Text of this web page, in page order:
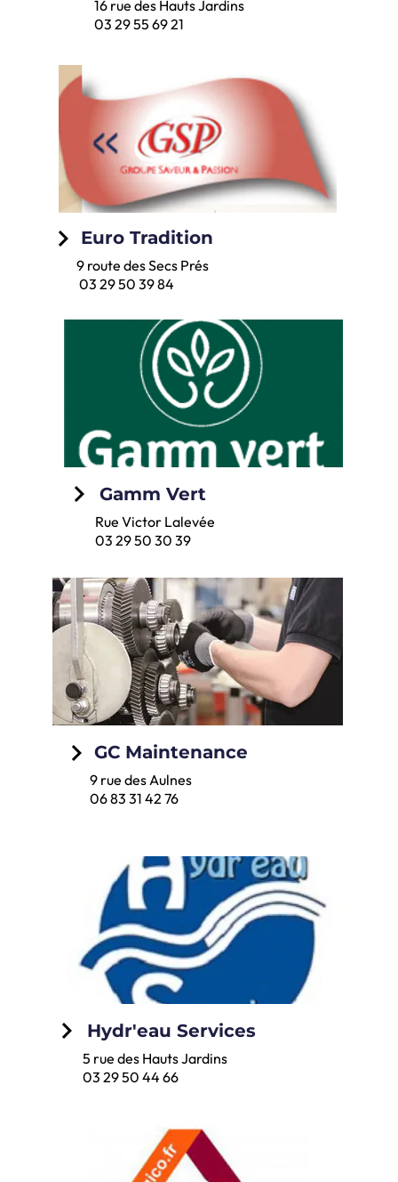
Euro Tradition
9 route des Secs Prés
03 29 50 39 84
16 rue des Hauts Jardins
03 29 55 69 21
keyboard_arrow_right
Gamm Vert
Rue Victor Lalevée
03 29 50 30 39
GC Maintenance
9 rue des Aulnes
06 83 31 42 76
keyboard_arrow_right
keyboard_arrow_right
Hydr'eau Services
5 rue des Hauts Jardins
03 29 50 44 66
keyboard_arrow_right